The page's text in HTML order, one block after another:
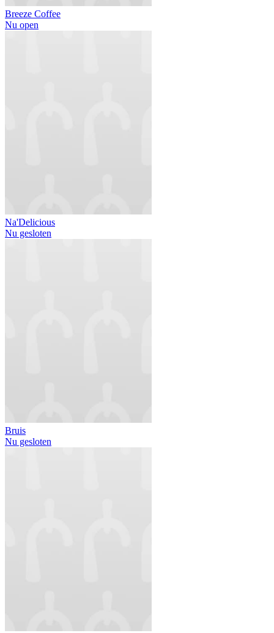
Breeze Coffee
Nu open
Na'Delicious
Nu gesloten
Bruis
Nu gesloten